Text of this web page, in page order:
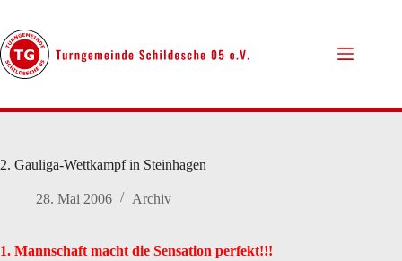
springen
2. Gauliga-Wettkampf in Steinhagen
28. Mai 2006 Archiv
1. Mannschaft macht die Sensation perfekt!!!